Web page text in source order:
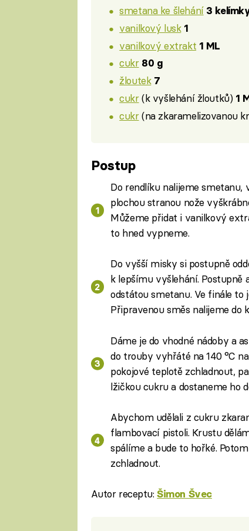
smetana ke šlehání 3
vanilkový lusk 1
vanilkový extrakt 1 ML
cukr 80 g
žloutek 7
cukr(k vyšlehání žloutků) 1
cukr(na zkaramelizovanou
Postup
Do rendlíku nalijeme smetanu,
plochou stranou nože
Můžeme přidat i vanilkový
to hned vypneme.
Do vyšší misky si postupně
k lepšímu vyšlehání. Postupně
odstátou smetanu. Ve finále to
Připravenou směs nalijeme do
Dáme je do vhodné nádoby a
do trouby vyhřáté na 140 °C
pokojové teplotě zchladnout,
lžičkou cukru a dostaneme ho
Abychom udělali z cukru
flambovací pistoli. Krustu
spálíme a bude to hořké.
zchladnout.
Autor receptu:Šimon Švec